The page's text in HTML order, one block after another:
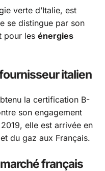
verte d’Italie, est
se distingue par son
pour les énergies
italien
la certification B-
son engagement
elle est arrivée en
du gaz aux Français.
français